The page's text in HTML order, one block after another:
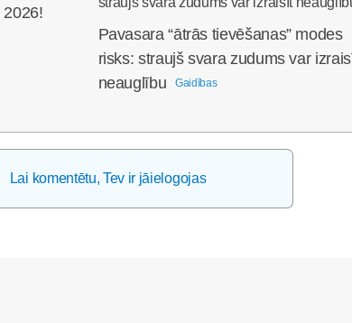
Pavasara “ātrās tievēšanas” modes
risks: straujš svara zudums var
neauglību
Gaidības
Lai komentētu, Tev ir jāielogojas